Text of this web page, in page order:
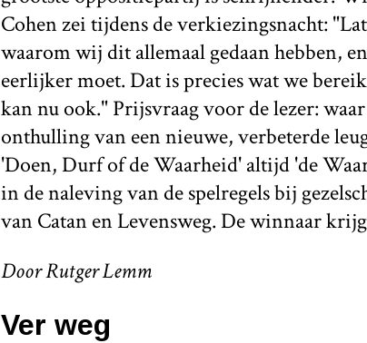
Cohen zei tijdens de verkiezingsnacht:
waarom wij dit allemaal gedaan hebben,
eerlijker moet. Dat is precies wat we
kan nu ook." Prijsvraag voor de lezer:
onthulling van een nieuwe, verbeterde
'Doen, Durf of de Waarheid' altijd 'de
in de naleving van de spelregels bij
van Catan en Levensweg. De winnaar
Door Rutger Lemm
Ver weg